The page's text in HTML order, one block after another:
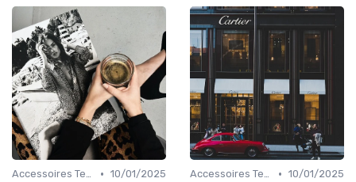
Accessoires Tendance • 10/01/2025
Accessoires Tendance • 10/01/2025